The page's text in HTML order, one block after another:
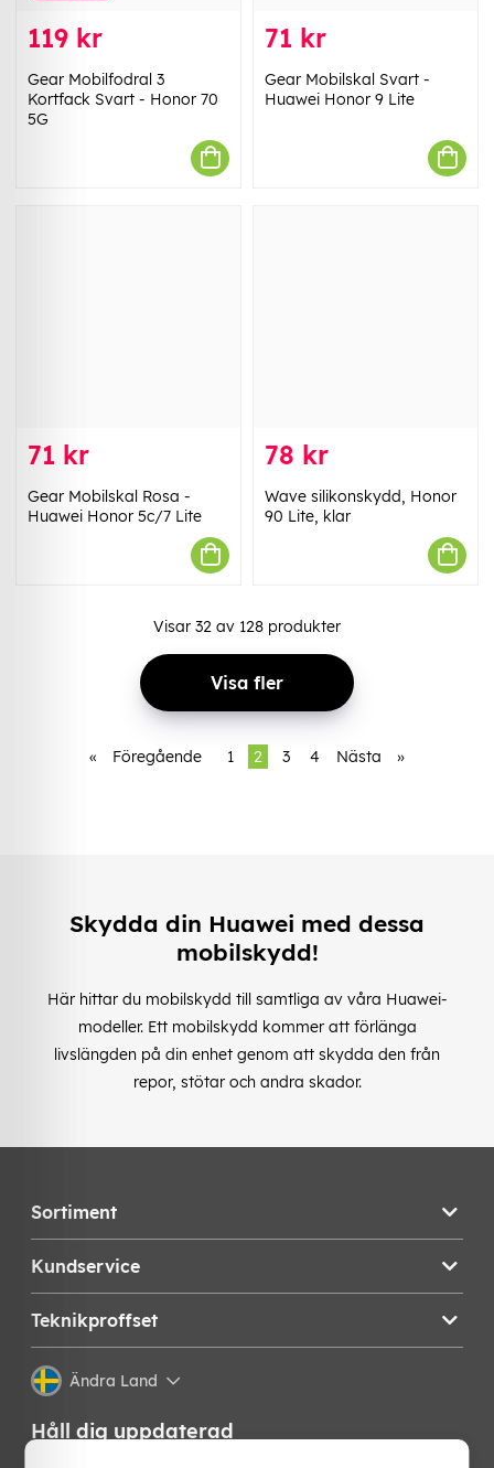
119 kr
Gear Mobilfodral 3
Kortfack Svart - Honor 70
5G
71 kr
Gear Mobilskal Svart -
Huawei Honor 9 Lite
71 kr
Gear Mobilskal Rosa -
Huawei Honor 5c/7 Lite
78 kr
Wave silikonskydd, Honor
90 Lite, klar
Visar 32 av 128 produkter
Visa fler
« Föregående 1 2 3 4 Nästa »
Skydda din Huawei med dessa
mobilskydd!
Här hittar du mobilskydd till samtliga av våra Huawei-
modeller. Ett mobilskydd kommer att förlänga
livslängden på din enhet genom att skydda den från
repor, stötar och andra skador.
Sortiment
Kundservice
Teknikproffset
Ändra Land
Håll dig uppdaterad